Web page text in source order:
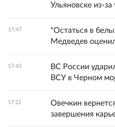
Ульяновске из-за
17:47
"Остаться в
Медведев
17:43
ВС России
ВСУ в Черном
17:22
Овечкин
завершения